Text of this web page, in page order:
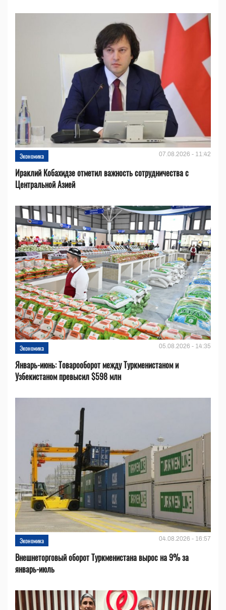
Экономика 07.08.2026 - 11:42
Ираклий Кобахидзе отметил важность сотрудничества с
Центральной Азией
Экономика 05.08.2026 - 14:35
Январь-июнь: Товарооборот между Туркменистаном и
Узбекистаном превысил $598 млн
Экономика 04.08.2026 - 16:57
Внешнеторговый оборот Туркменистана вырос на 9% за
январь-июль